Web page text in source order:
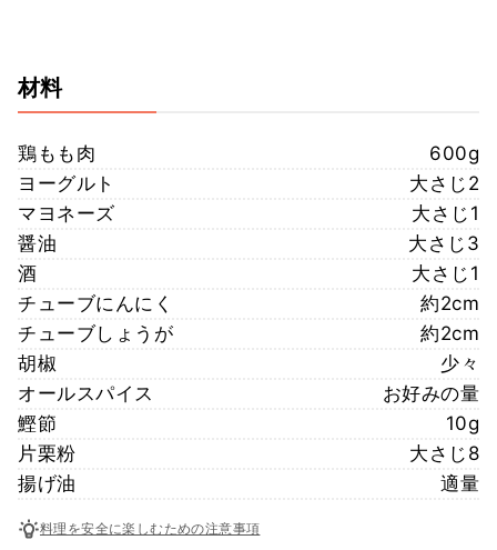
材料
鶏もも肉
600g
ヨーグルト
大さじ2
マヨネーズ
大さじ1
醤油
大さじ3
酒
大さじ1
チューブにんにく
約2cm
チューブしょうが
約2cm
胡椒
少々
オールスパイス
お好みの量
鰹節
10g
片栗粉
大さじ8
揚げ油
適量
料理を安全に楽しむための注意事項